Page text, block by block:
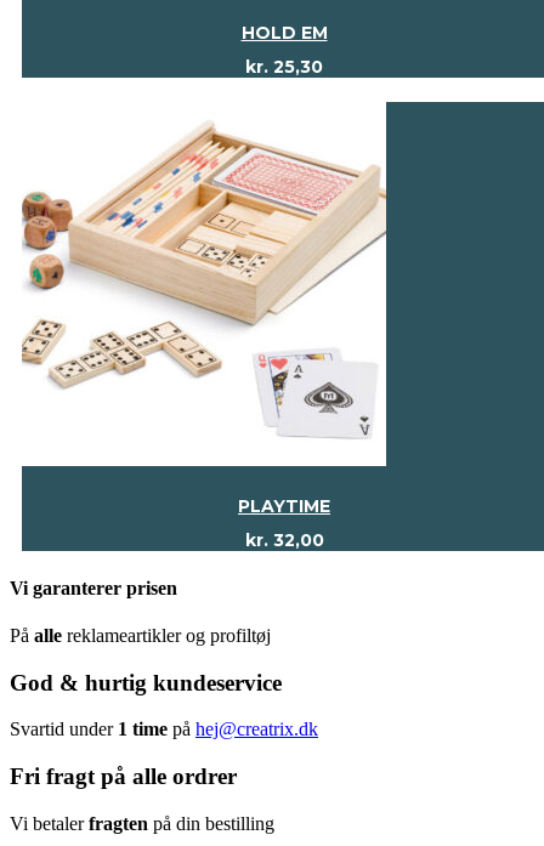
HOLD EM
kr. 25,30
PLAYTIME
kr.32,00
Vi garanterer prisen
På alle reklameartikler og profiltøj
God & hurtig kundeservice
Svartid under 1 time på hej@creatrix.dk
Fri fragt på alle ordrer
Vi betalerfragten på din bestilling